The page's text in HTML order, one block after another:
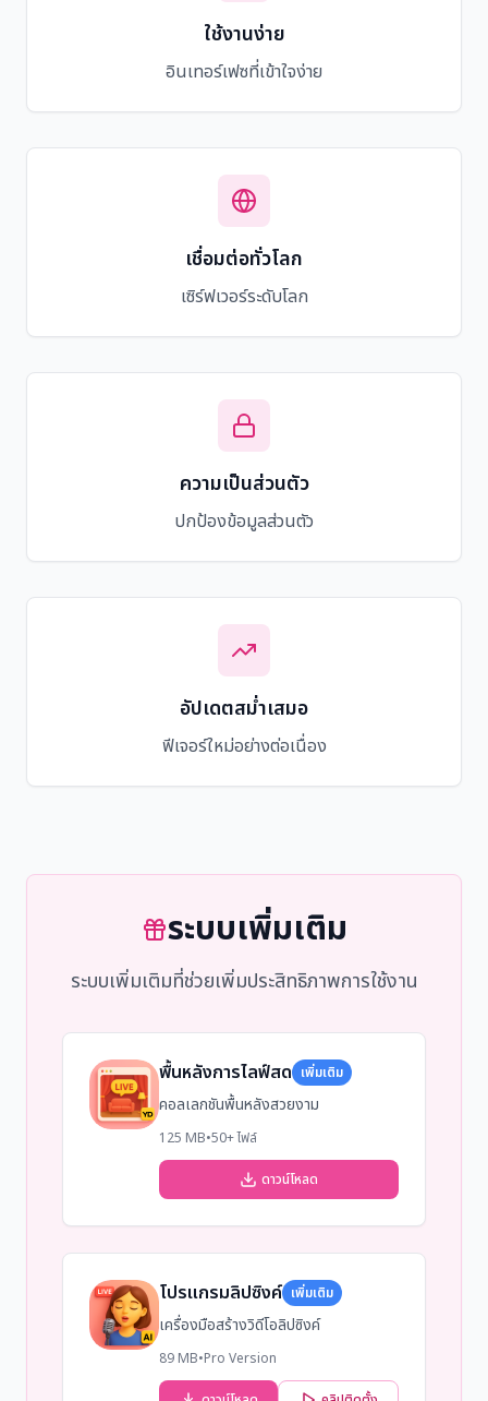
ใช้งานง่าย
อินเทอร์เฟซที่เข้าใจง่าย
เชื่อมต่อทั่วโลก
เซิร์ฟเวอร์ระดับโลก
ความเป็นส่วนตัว
ปกป้องข้อมูลส่วนตัว
อัปเดตสม่ำเสมอ
ฟีเจอร์ใหม่อย่างต่อเนื่อง
ระบบเพิ่มเติม
ระบบเพิ่มเติมที่ช่วยเพิ่มประสิทธิภาพการใช้งาน
พื้นหลังการไลฟ์สด เพิ่มเติม
คอลเลกชันพื้นหลังสวยงาม
125 MB•50+ ไฟล์
ดาวน์โหลด
โปรแกรมลิปซิงค์ เพิ่มเติม
เครื่องมือสร้างวิดีโอลิปซิงค์
89 MB•Pro Version